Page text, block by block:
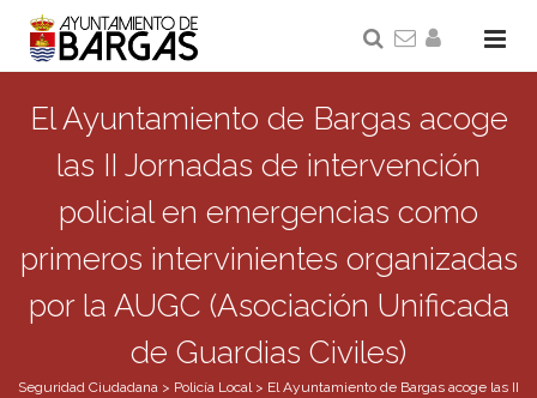
El Ayuntamiento de Bargas acoge
las II Jornadas de intervención
policial en emergencias como
primeros intervinientes organizadas
por la AUGC (Asociación Unificada
de Guardias Civiles)
Seguridad Ciudadana > Policía Local> El Ayuntamiento de Bargas acoge las II